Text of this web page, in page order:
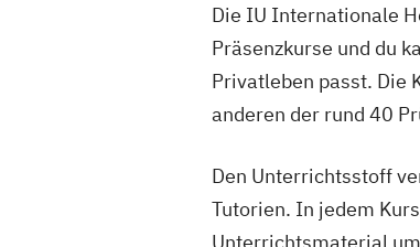
Die IU Internationale
Präsenzkurse und du
Privatleben passt. Die
anderen der rund 40
Den Unterrichtsstoff
Tutorien. In jedem